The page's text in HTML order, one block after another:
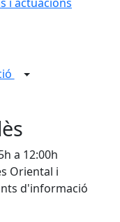
a 12:00h
Oriental i
d'informació